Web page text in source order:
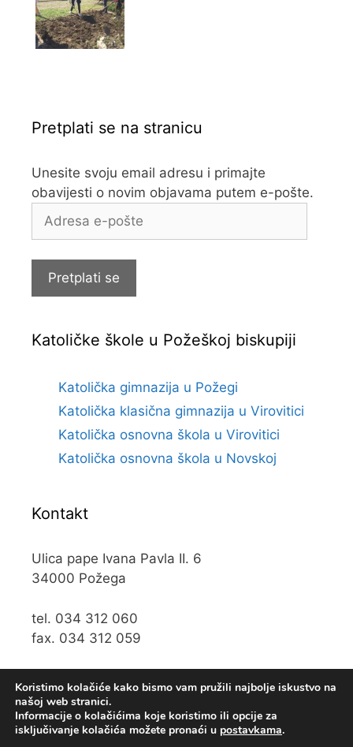
Pretplati se na stranicu
Unesite svoju email adresu i primajte
obavijesti o novim objavama putem e-pošte.
e-
Pretplati se
Katoličke škole u Požeškoj biskupiji
Katolička gimnazija u Požegi
Katolička klasična gimnazija u Virovitici
Katolička osnovna škola u Virovitici
Katolička osnovna škola u Novskoj
Kontakt
Ulica pape Ivana Pavla II. 6
34000 Požega
tel. 034 312 060
fax. 034 312 059
Koristimo kolačiće kako bismo vam pružili najbolje iskustvo na
našoj web stranici.
Informacije o kolačićima koje koristimo ili opcije za
isključivanje kolačića možete pronaći u postavkama.